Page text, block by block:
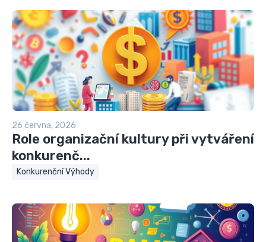
26 června, 2026
Role organizační kultury při vytváření
konkurenč...
Konkurenční Výhody